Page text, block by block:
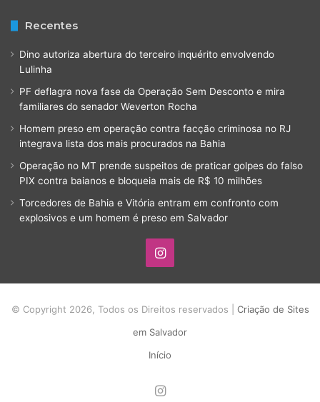
Recentes
Dino autoriza abertura do terceiro inquérito envolvendo
Lulinha
PF deflagra nova fase da Operação Sem Desconto e mira
familiares do senador Weverton Rocha
Homem preso em operação contra facção criminosa no RJ
integrava lista dos mais procurados na Bahia
Operação no MT prende suspeitos de praticar golpes do falso
PIX contra baianos e bloqueia mais de R$ 10 milhões
Torcedores de Bahia e Vitória entram em confronto com
explosivos e um homem é preso em Salvador
Instagram
© Copyright 2026, Todos os Direitos reservados | Criação de Sites
em Salvador
Início
Instagram